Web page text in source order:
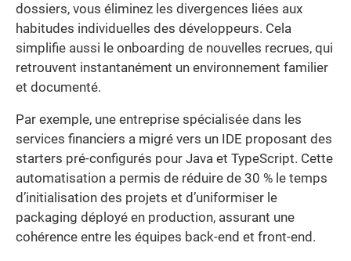
dossiers, vous éliminez les divergences liées aux
habitudes individuelles des développeurs. Cela
simplifie aussi le onboarding de nouvelles recrues, qui
retrouvent instantanément un environnement familier
et documenté.
Par exemple, une entreprise spécialisée dans les
services financiers a migré vers un IDE proposant des
starters pré-configurés pour Java et TypeScript. Cette
automatisation a permis de réduire de 30 % le temps
d’initialisation des projets et d’uniformiser le
packaging déployé en production, assurant une
cohérence entre les équipes back-end et front-end.